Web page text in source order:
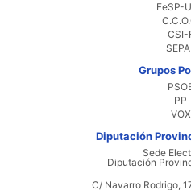
FeSP-
CSI-
SEPAL
Grupos
PP
VOX
Diputación
Sede
Diputación
C/ Navarro Rodrigo,